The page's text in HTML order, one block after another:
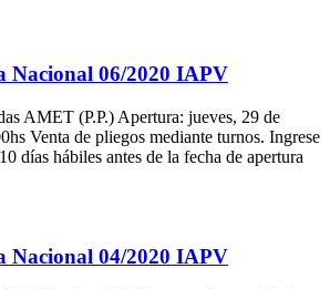
Nacional 06/2020 IAPV
AMET (P.P.) Apertura: jueves, 29 de
Venta de pliegos mediante turnos. Ingrese
días hábiles antes de la fecha de apertura
Nacional 04/2020 IAPV